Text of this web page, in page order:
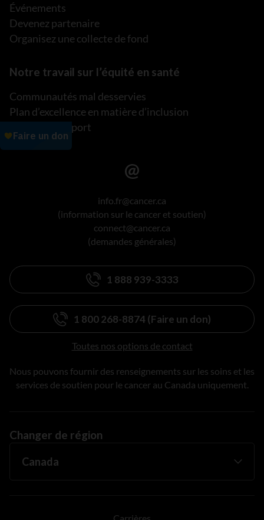
Événements
Devenez partenaire
Organisez une collecte de fond
Notre travail sur l’équité en santé
Communautés mal desservies
Plan d’excellence en matière d’inclusion
Lire notre rapport
info.fr@cancer.ca
(information sur le cancer et soutien)
connect@cancer.ca
(demandes générales)
1 888 939-3333
1 800 268-8874 (Faire un don)
Toutes nos options de contact
Nous pouvons fournir des renseignements sur les soins et les
services de soutien pour le cancer au Canada uniquement.
Changer de région